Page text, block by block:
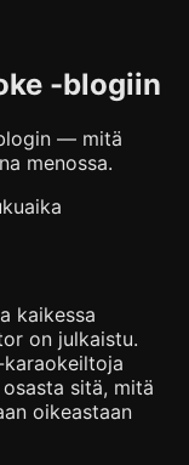
-blogiin
— mitä
menossa.
kaikessa
on julkaistu.
sitä, mitä
oikeastaan